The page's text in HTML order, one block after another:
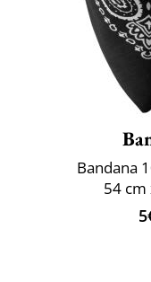
Bandana
54 cm